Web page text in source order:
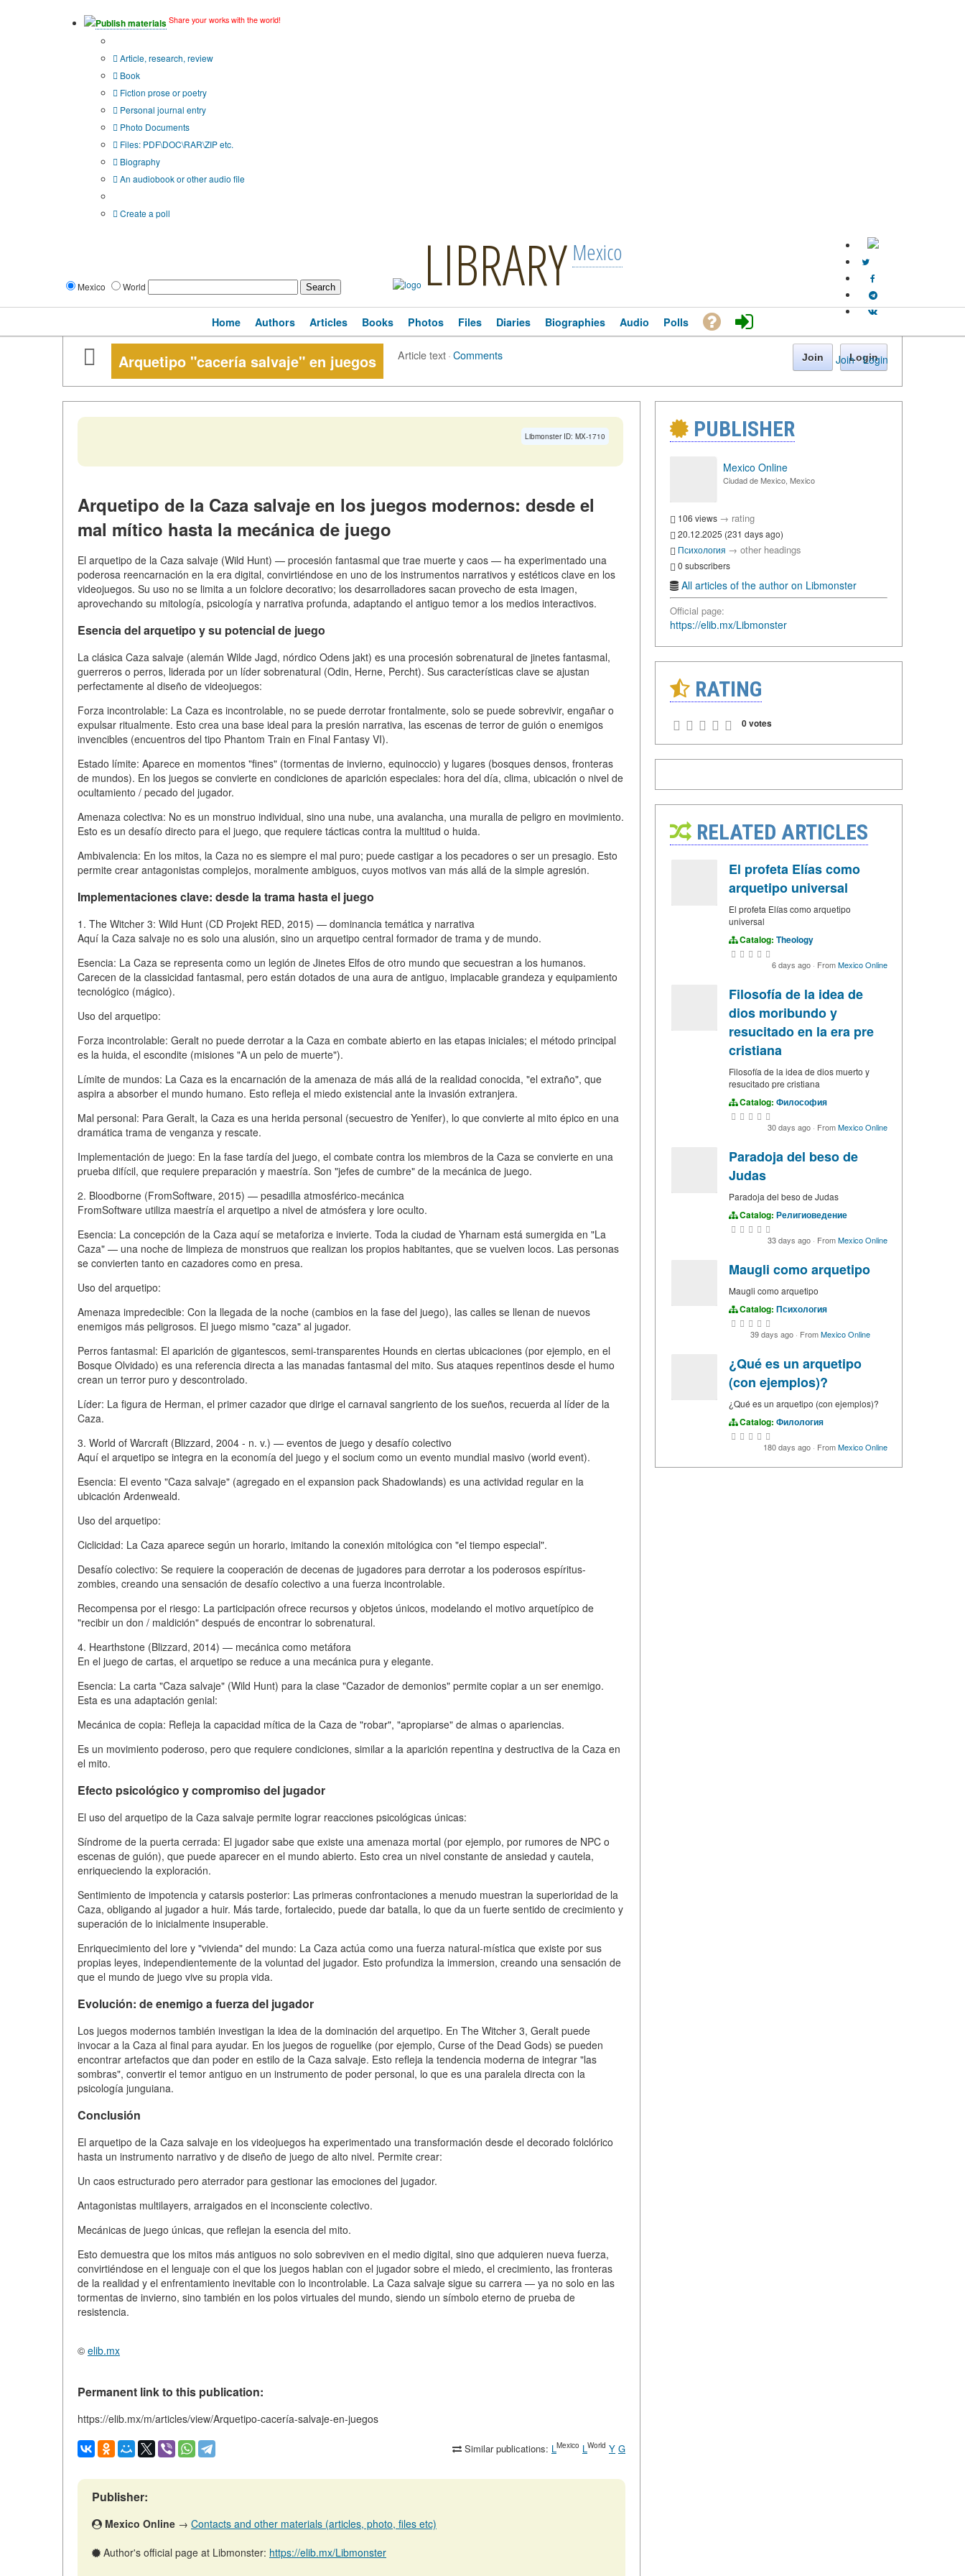
Publish materials Share your works with the world!
Article, research, review
Book
Fiction prose or poetry
Personal journal entry
Photo Documents
Files: PDF\DOC\RAR\ZIP etc.
Biography
An audiobook or other audio file
Create a poll
Mexico World LIBRARY Mexico
Join · Login
Home Authors Articles Books Photos Files Diaries Biographies Audio Polls
Arquetipo "cacería salvaje" en juegos Article text·Comments Join Login
Libmonster ID: MX-1710
Arquetipo de la Caza salvaje en los juegos modernos: desde el
mal mítico hasta la mecánica de juego
El arquetipo de la Caza salvaje (Wild Hunt) — procesión fantasmal que trae muerte y caos — ha experimentado una
poderosa reencarnación en la era digital, convirtiéndose en uno de los instrumentos narrativos y estéticos clave en los
videojuegos. Su uso no se limita a un folclore decorativo; los desarrolladores sacan provecho de esta imagen,
aprovechando su mitología, psicología y narrativa profunda, adaptando el antiguo temor a los medios interactivos.
Esencia del arquetipo y su potencial de juego
La clásica Caza salvaje (alemán Wilde Jagd, nórdico Odens jakt) es una procesión sobrenatural de jinetes fantasmal,
guerreros o perros, liderada por un líder sobrenatural (Odin, Herne, Percht). Sus características clave se ajustan
perfectamente al diseño de videojuegos:
Forza incontrolable: La Caza es incontrolable, no se puede derrotar frontalmente, solo se puede sobrevivir, engañar o
expulsar ritualmente. Esto crea una base ideal para la presión narrativa, las escenas de terror de guión o enemigos
invencibles (encuentros del tipo Phantom Train en Final Fantasy VI).
Estado límite: Aparece en momentos "fines" (tormentas de invierno, equinoccio) y lugares (bosques densos, fronteras
de mundos). En los juegos se convierte en condiciones de aparición especiales: hora del día, clima, ubicación o nivel de
ocultamiento / pecado del jugador.
Amenaza colectiva: No es un monstruo individual, sino una nube, una avalancha, una muralla de peligro en movimiento.
Esto es un desafío directo para el juego, que requiere tácticas contra la multitud o huida.
Ambivalencia: En los mitos, la Caza no es siempre el mal puro; puede castigar a los pecadores o ser un presagio. Esto
permite crear antagonistas complejos, moralmente ambiguos, cuyos motivos van más allá de la simple agresión.
Implementaciones clave: desde la trama hasta el juego
1. The Witcher 3: Wild Hunt (CD Projekt RED, 2015) — dominancia temática y narrativa
Aquí la Caza salvaje no es solo una alusión, sino un arquetipo central formador de trama y de mundo.
Esencia: La Caza se representa como un legión de Jinetes Elfos de otro mundo que secuestran a los humanos.
Carecen de la classicidad fantasmal, pero están dotados de una aura de antiguo, implacable grandeza y equipamiento
tecnológico (mágico).
Uso del arquetipo:
Forza incontrolable: Geralt no puede derrotar a la Caza en combate abierto en las etapas iniciales; el método principal
es la huida, el escondite (misiones "A un pelo de muerte").
Límite de mundos: La Caza es la encarnación de la amenaza de más allá de la realidad conocida, "el extraño", que
aspira a absorber el mundo humano. Esto refleja el miedo existencial ante la invasión extranjera.
Mal personal: Para Geralt, la Caza es una herida personal (secuestro de Yenifer), lo que convierte al mito épico en una
dramática trama de venganza y rescate.
Implementación de juego: En la fase tardía del juego, el combate contra los miembros de la Caza se convierte en una
prueba difícil, que requiere preparación y maestría. Son "jefes de cumbre" de la mecánica de juego.
2. Bloodborne (FromSoftware, 2015) — pesadilla atmosférico-mecánica
FromSoftware utiliza maestría el arquetipo a nivel de atmósfera y lore oculto.
Esencia: La concepción de la Caza aquí se metaforiza e invierte. Toda la ciudad de Yharnam está sumergida en "La
Caza" — una noche de limpieza de monstruos que realizan los propios habitantes, que se vuelven locos. Las personas
se convierten tanto en cazadores como en presa.
Uso del arquetipo:
Amenaza impredecible: Con la llegada de la noche (cambios en la fase del juego), las calles se llenan de nuevos
enemigos más peligrosos. El juego mismo "caza" al jugador.
Perros fantasmal: El aparición de gigantescos, semi-transparentes Hounds en ciertas ubicaciones (por ejemplo, en el
Bosque Olvidado) es una referencia directa a las manadas fantasmal del mito. Sus ataques repentinos desde el humo
crean un terror puro y descontrolado.
Líder: La figura de Herman, el primer cazador que dirige el carnaval sangriento de los sueños, recuerda al líder de la
Caza.
3. World of Warcraft (Blizzard, 2004 - n. v.) — eventos de juego y desafío colectivo
Aquí el arquetipo se integra en la economía del juego y el socium como un evento mundial masivo (world event).
Esencia: El evento "Caza salvaje" (agregado en el expansion pack Shadowlands) es una actividad regular en la
ubicación Ardenweald.
Uso del arquetipo:
Ciclicidad: La Caza aparece según un horario, imitando la conexión mitológica con "el tiempo especial".
Desafío colectivo: Se requiere la cooperación de decenas de jugadores para derrotar a los poderosos espíritus-
zombies, creando una sensación de desafío colectivo a una fuerza incontrolable.
Recompensa por el riesgo: La participación ofrece recursos y objetos únicos, modelando el motivo arquetípico de
"recibir un don / maldición" después de encontrar lo sobrenatural.
4. Hearthstone (Blizzard, 2014) — mecánica como metáfora
En el juego de cartas, el arquetipo se reduce a una mecánica pura y elegante.
Esencia: La carta "Caza salvaje" (Wild Hunt) para la clase "Cazador de demonios" permite copiar a un ser enemigo.
Esta es una adaptación genial:
Mecánica de copia: Refleja la capacidad mítica de la Caza de "robar", "apropiarse" de almas o apariencias.
Es un movimiento poderoso, pero que requiere condiciones, similar a la aparición repentina y destructiva de la Caza en
el mito.
Efecto psicológico y compromiso del jugador
El uso del arquetipo de la Caza salvaje permite lograr reacciones psicológicas únicas:
Síndrome de la puerta cerrada: El jugador sabe que existe una amenaza mortal (por ejemplo, por rumores de NPC o
escenas de guión), que puede aparecer en el mundo abierto. Esto crea un nivel constante de ansiedad y cautela,
enriqueciendo la exploración.
Sentimiento de impotencia y catarsis posterior: Las primeras confrontaciones a menudo muestran la superioridad de la
Caza, obligando al jugador a huir. Más tarde, fortalecido, puede dar batalla, lo que da un fuerte sentido de crecimiento y
superación de lo inicialmente insuperable.
Enriquecimiento del lore y "vivienda" del mundo: La Caza actúa como una fuerza natural-mística que existe por sus
propias leyes, independientemente de la voluntad del jugador. Esto profundiza la immersion, creando una sensación de
que el mundo de juego vive su propia vida.
Evolución: de enemigo a fuerza del jugador
Los juegos modernos también investigan la idea de la dominación del arquetipo. En The Witcher 3, Geralt puede
invocar a la Caza al final para ayudar. En los juegos de roguelike (por ejemplo, Curse of the Dead Gods) se pueden
encontrar artefactos que dan poder en estilo de la Caza salvaje. Esto refleja la tendencia moderna de integrar "las
sombras", convertir el temor antiguo en un instrumento de poder personal, lo que es una paralela directa con la
psicología junguiana.
Conclusión
El arquetipo de la Caza salvaje en los videojuegos ha experimentado una transformación desde el decorado folclórico
hasta un instrumento narrativo y de diseño de juego de alto nivel. Permite crear:
Un caos estructurado pero aterrador para gestionar las emociones del jugador.
Antagonistas multilayers, arraigados en el inconsciente colectivo.
Mecánicas de juego únicas, que reflejan la esencia del mito.
Esto demuestra que los mitos más antiguos no solo sobreviven en el medio digital, sino que adquieren nueva fuerza,
convirtiéndose en el lenguaje con el que los juegos hablan con el jugador sobre el miedo, el crecimiento, las fronteras
de la realidad y el enfrentamiento inevitable con lo incontrolable. La Caza salvaje sigue su carrera — ya no solo en las
tormentas de invierno, sino también en los polos virtuales del mundo, siendo un símbolo eterno de prueba de
resistencia.
© elib.mx
Permanent link to this publication:
https://elib.mx/m/articles/view/Arquetipo-cacería-salvaje-en-juegos
Similar publications: LMexico LWorld Y G
Publisher:
Mexico Online → Contacts and other materials (articles, photo, files etc)
Author's official page at Libmonster: https://elib.mx/Libmonster
PUBLISHER
Mexico Online
Ciudad de Mexico, Mexico
106 views → rating
20.12.2025 (231 days ago)
Психология → other headings
0 subscribers
All articles of the author on Libmonster
Official page:
https://elib.mx/Libmonster
RATING
0 votes
RELATED ARTICLES
El profeta Elías como
arquetipo universal
El profeta Elías como arquetipo
universal
Catalog: Theology
6 days ago · FromMexico Online
Filosofía de la idea de
dios moribundo y
resucitado en la era pre
cristiana
Filosofía de la idea de dios muerto y
resucitado pre cristiana
Catalog: Философия
30 days ago · FromMexico Online
Paradoja del beso de
Judas
Paradoja del beso de Judas
Catalog: Религиоведение
33 days ago · FromMexico Online
Maugli como arquetipo
Maugli como arquetipo
Catalog: Психология
39 days ago · FromMexico Online
¿Qué es un arquetipo
(con ejemplos)?
¿Qué es un arquetipo (con ejemplos)?
Catalog: Филология
180 days ago · FromMexico Online